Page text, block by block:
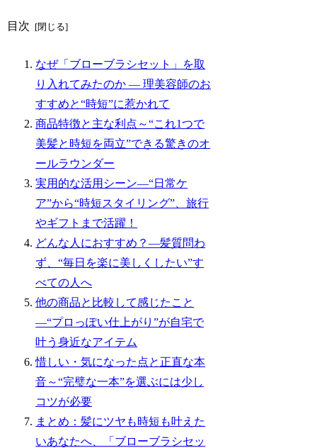
目次
なぜ「ブローブラシセット」を取
り入れてみたのか ― 理美容師のお
すすめと“時短”に惹かれて
商品特徴と主な利点～“これ1つで
美髪と時短を両立”できる驚きのオ
ールラウンダー
実用的な活用シーン―“日常ケ
ア”から“時短スタイリング”、旅行
やギフトまで活躍！
どんな人におすすめ？―髪質問わ
ず、“毎日を楽に美しくしたい”す
べての人へ
他の商品と比較して感じたこと
―“プロっぽい仕上がり”が自宅で
叶う身近なアイテム
惜しい・気になった点と正直な本
音～“完璧な一本”を選ぶには少し
コツが必要
まとめ：髪にツヤも時短も叶えた
いあなたへ、「ブローブラシセッ